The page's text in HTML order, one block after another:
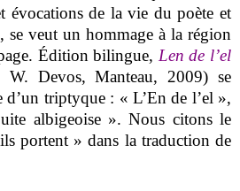
évocations de la vie du poète et
se veut un hommage à la région
Édition bilingue, Len de l’el
Devos, Manteau, 2009) se
d’un triptyque : « L’En de l’el »,
albigeoise ». Nous citons le
portent » dans la traduction de